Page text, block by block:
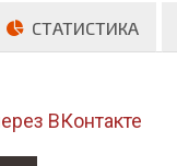
СТАТИСТИКА
ВКонтакте